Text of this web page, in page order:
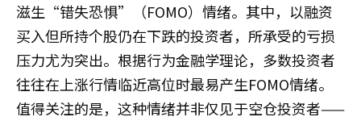
滋生“错失恐惧”（FOMO）情绪。其中，以融资
买入但所持个股仍在下跌的投资者，所承受的亏损
压力尤为突出。根据行为金融学理论，多数投资者
往往在上涨行情临近高位时最易产生FOMO情绪。
值得关注的是，这种情绪并非仅见于空仓投资者——